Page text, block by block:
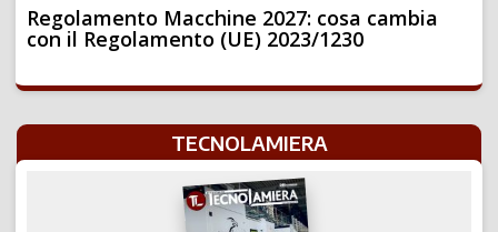
Regolamento Macchine 2027: cosa cambia
con il Regolamento (UE) 2023/1230
TECNOLAMIERA